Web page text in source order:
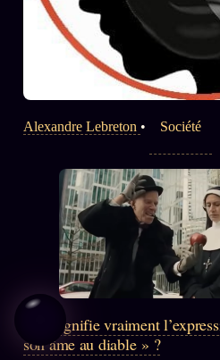
Alexandre Lebreton • Société
Que signifie vraiment
son âme au diable » ?